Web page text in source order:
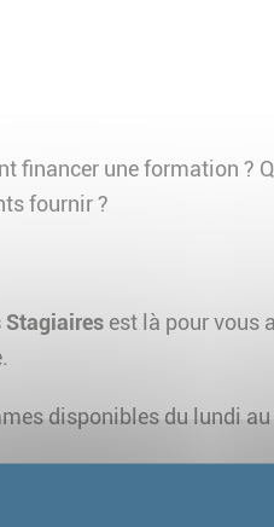
financer une formation ?
fournir ?
Stagiairesest là pour vous
disponibles du lundi